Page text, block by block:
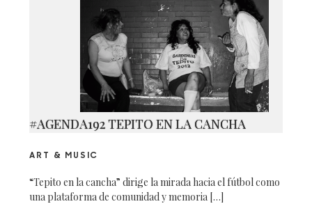
#AGENDA192 TEPITO EN LA CANCHA
ART & MUSIC
“Tepito en la cancha” dirige la mirada hacia el fútbol como
una plataforma de comunidad y memoria […]